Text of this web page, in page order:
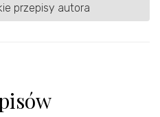
przepisy autora